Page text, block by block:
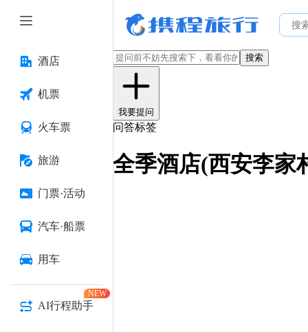
酒店
机票
火车票
旅游
门票·活动
汽车·船票
用车
AI行程助手
NEW
搜索
我要提问
问答标签
全季酒店(西安李家